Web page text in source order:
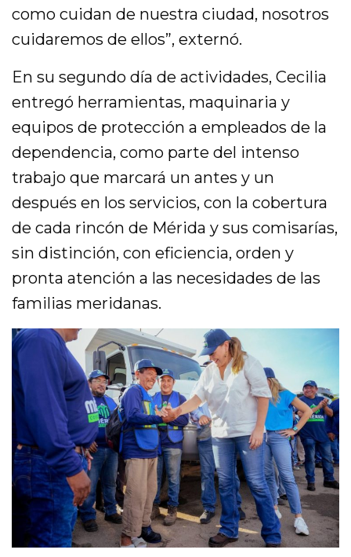
como cuidan de nuestra ciudad, nosotros
cuidaremos de ellos”, externó.
En su segundo día de actividades, Cecilia
entregó herramientas, maquinaria y
equipos de protección a empleados de la
dependencia, como parte del intenso
trabajo que marcará un antes y un
después en los servicios, con la cobertura
de cada rincón de Mérida y sus comisarías,
sin distinción, con eficiencia, orden y
pronta atención a las necesidades de las
familias meridanas.